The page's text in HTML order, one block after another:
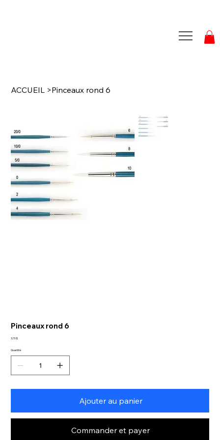
ACCUEIL >Pinceaux rond 6
Pinceaux rond 6
Prix
3,70 $
Quantité
Ajouter au panier
Commander et payer